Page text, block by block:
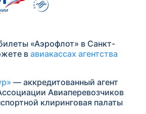
«Аэрофлот» в Санкт-
в авиакассах агентства
— аккредитованный агент
Авиаперевозчиков
клиринговая палаты